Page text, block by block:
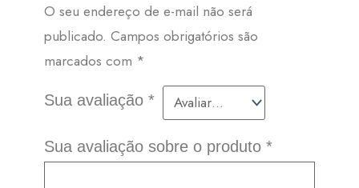
O seu endereço de e-mail não será
publicado. Campos obrigatórios são
marcados com *
Sua avaliação *
Sua avaliação sobre o produto *